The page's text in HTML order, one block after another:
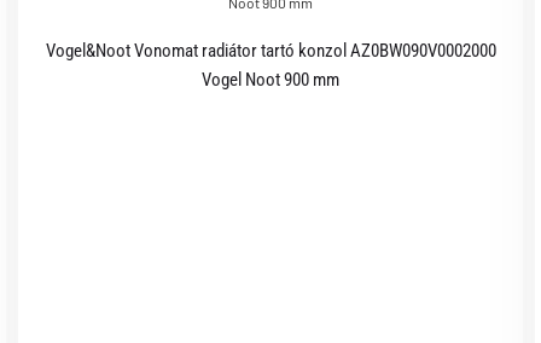
Vogel&Noot Vonomat radiátor tartó konzol AZ0BW090V0002000
Vogel Noot 900 mm